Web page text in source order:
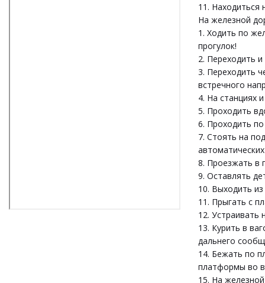
11. Находиться
На железной
1. Ходить по
прогулок!
2. Переходить
3. Переходить
встречного
4. На станциях
5. Проходить
6. Проходить
7. Стоять на
8. Проезжать в
9. Оставлять
10. Выходить
11. Прыгать с
12.
13. Курить в
дальнего
14. Бежать по
платформы во
15. На